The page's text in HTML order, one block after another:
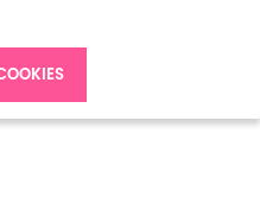
Bronze vieilli x 2pcs